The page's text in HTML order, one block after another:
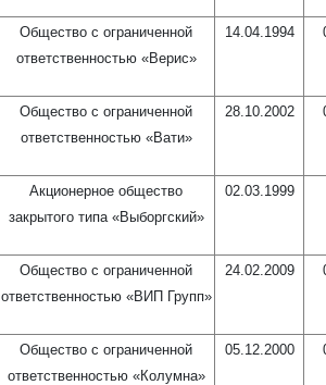
Общество с ограниченной
ответственностью «Верис»
14.04.1994
Общество с ограниченной
ответственностью «Вати»
28.10.2002
Акционерное общество
закрытого типа «Выборгский»
02.03.1999
Общество с ограниченной
ответственностью «ВИП Групп»
24.02.2009
Общество с ограниченной
ответственностью «Колумна»
05.12.2000